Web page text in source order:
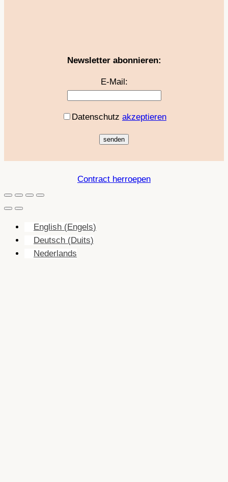
Newsletter abonnieren:
E-Mail:
Datenschutz akzeptieren
Contract herroepen
English (Engels)
Deutsch (Duits)
Nederlands